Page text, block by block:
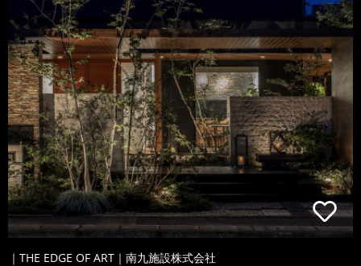
｜THE EDGE OF ART｜南九施設株式会社